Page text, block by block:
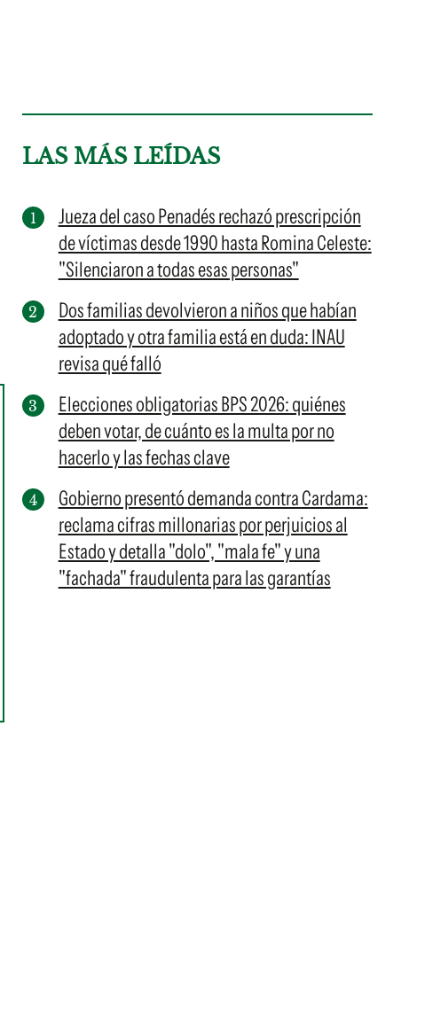
LAS MÁS LEÍDAS
Jueza del caso Penadés rechazó prescripción
de víctimas desde 1990 hasta Romina Celeste:
"Silenciaron a todas esas personas"
Dos familias devolvieron a niños que habían
adoptado y otra familia está en duda: INAU
revisa qué falló
Elecciones obligatorias BPS 2026: quiénes
deben votar, de cuánto es la multa por no
hacerlo y las fechas clave
Gobierno presentó demanda contra Cardama:
reclama cifras millonarias por perjuicios al
Estado y detalla "dolo", "mala fe" y una
"fachada" fraudulenta para las garantías